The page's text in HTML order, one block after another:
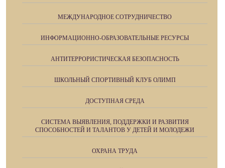
МЕЖДУНАРОДНОЕ СОТРУДНИЧЕСТВО
ИНФОРМАЦИОННО-ОБРАЗОВАТЕЛЬНЫЕ РЕСУРСЫ
АНТИТЕРРОРИСТИЧЕСКАЯ БЕЗОПАСНОСТЬ
ШКОЛЬНЫЙ СПОРТИВНЫЙ КЛУБ ОЛИМП
ДОСТУПНАЯ СРЕДА
СИСТЕМА ВЫЯВЛЕНИЯ, ПОДДЕРЖКИ И РАЗВИТИЯ
СПОСОБНОСТЕЙ И ТАЛАНТОВ У ДЕТЕЙ И МОЛОДЕЖИ
ОХРАНА ТРУДА